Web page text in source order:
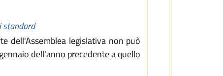
standard
dell'Assemblea legislativa non può
dell'anno precedente a quello